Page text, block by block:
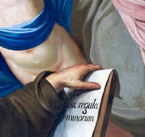
Pastorale jeunesse Visio-Divina